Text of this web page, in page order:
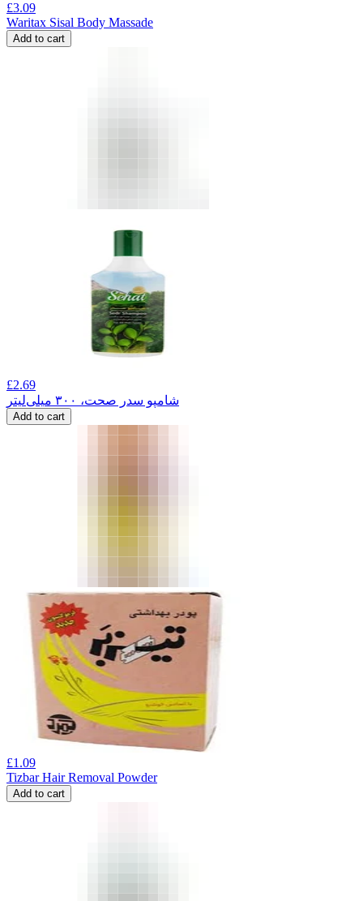
£3.09
Waritax Sisal Body Massade
Add to cart
£2.69
شامپو سدر صحت، ۳۰۰ میلی‌لیتر
Add to cart
£1.09
Tizbar Hair Removal Powder
Add to cart